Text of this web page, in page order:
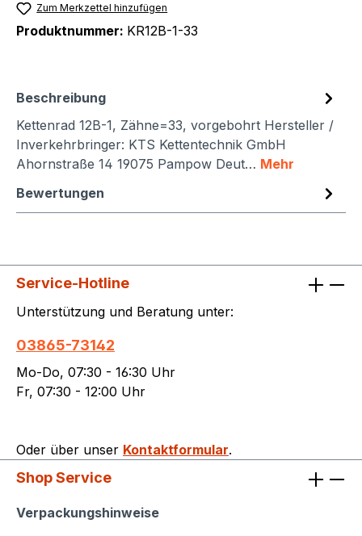
Zum Merkzettel hinzufügen
Produktnummer: KR12B-1-33
Beschreibung
Kettenrad 12B-1, Zähne=33, vorgebohrt Hersteller /
Inverkehrbringer: KTS Kettentechnik GmbH
Ahornstraße 14 19075 Pampow Deut… Mehr
Bewertungen
Service-Hotline
Unterstützung und Beratung unter:
03865-73142
Mo-Do, 07:30 - 16:30 Uhr
Fr, 07:30 - 12:00 Uhr
Oder über unser Kontaktformular.
Shop Service
Shop Service
Verpackungshinweise